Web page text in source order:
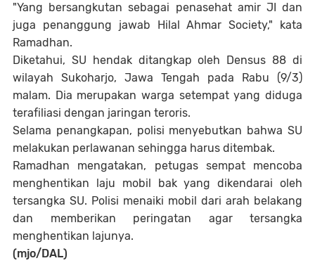
"Yang bersangkutan sebagai penasehat amir JI dan
juga penanggung jawab Hilal Ahmar Society," kata
Ramadhan.
Diketahui, SU hendak ditangkap oleh Densus 88 di
wilayah Sukoharjo, Jawa Tengah pada Rabu (9/3)
malam. Dia merupakan warga setempat yang diduga
terafiliasi dengan jaringan teroris.
Selama penangkapan, polisi menyebutkan bahwa SU
melakukan perlawanan sehingga harus ditembak.
Ramadhan mengatakan, petugas sempat mencoba
menghentikan laju mobil bak yang dikendarai oleh
tersangka SU. Polisi menaiki mobil dari arah belakang
dan memberikan peringatan agar tersangka
menghentikan lajunya.
(mjo/DAL)